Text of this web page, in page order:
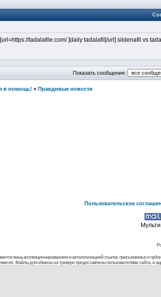
tadalafile.com/ ]daily tadalafil[/url] sildenafil vs
Показать сообщения:
в помощь! » Правдивые новости
Пользовательское
лишь коллекционированием и каталогизацией ссылок, присылаемых и
её. Файлы для обмена на трекере предоставлены пользователями сайта,